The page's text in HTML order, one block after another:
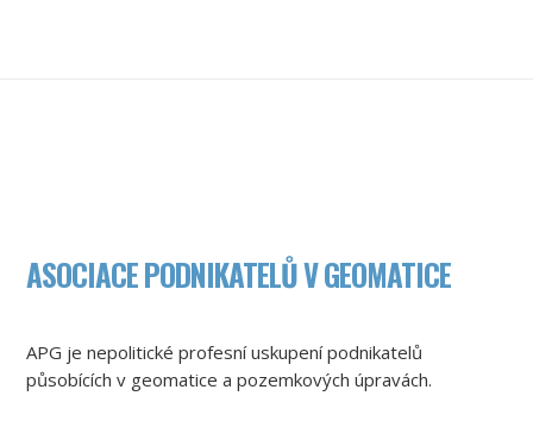
ASOCIACE PODNIKATELŮ V GEOMATICE
APG je nepolitické profesní uskupení podnikatelů
působících v geomatice a pozemkových úpravách.